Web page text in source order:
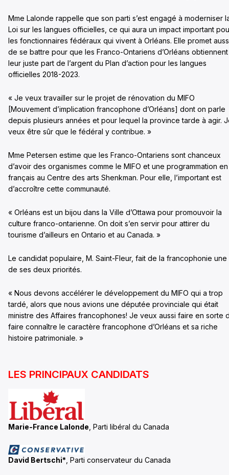
Mme Lalonde rappelle que son parti s’est engagé à moderniser
Loi sur les langues officielles, ce qui aura un impact important
les fonctionnaires fédéraux qui vivent à Orléans. Elle promet
de se battre pour que les Franco-Ontariens d’Orléans obtiennent
leur juste part de l’argent du Plan d’action pour les langues
officielles 2018-2023.
« Je veux travailler sur le projet de rénovation du MIFO
[Mouvement d’implication francophone d’Orléans] dont on parle
depuis plusieurs années et pour lequel la province tarde à agir.
veux être sûr que le fédéral y contribue. »
Mme Petersen estime que les Franco-Ontariens sont chanceux
d’avoir des organismes comme le MIFO et une programmation en
français au Centre des arts Shenkman. Pour elle, l’important est
d’accroître cette communauté.
« Orléans est un bijou dans la Ville d’Ottawa pour promouvoir la
culture franco-ontarienne. On doit s’en servir pour attirer du
tourisme d’ailleurs en Ontario et au Canada. »
Le candidat populaire, M. Saint-Fleur, fait de la francophonie une
de ses deux priorités.
« Nous devons accélérer le développement du MIFO qui a trop
tardé, alors que nous avions une députée provinciale qui était
ministre des Affaires francophones! Je veux aussi faire en sorte
faire connaître le caractère francophone d’Orléans et sa riche
histoire patrimoniale. »
LES PRINCIPAUX CANDIDATS
Marie-France Lalonde , Parti libéral du Canada
David Bertschi* , Parti conservateur du Canada